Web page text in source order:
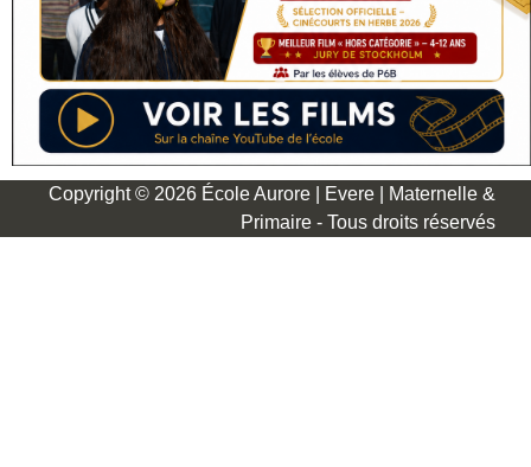
Copyright © 2026 École Aurore | Evere | Maternelle &
Primaire - Tous droits réservés